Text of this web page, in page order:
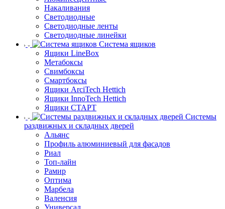
Накаливания
Светодиодные
Светодиодные ленты
Светодиодные линейки
Система ящиков
Ящики LineBox
Метабоксы
Свимбоксы
Смартбоксы
Ящики ArciTech Hettich
Ящики InnoTech Hettich
Ящики СТАРТ
Системы
раздвижных и складных дверей
Альянс
Профиль алюминиевый для фасадов
Риал
Топ-лайн
Рамир
Оптима
Марбела
Валенсия
Универсал